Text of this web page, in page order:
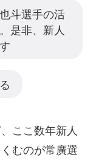
斗選手の活
是非、新人
ここ数年新人
むのが常廣選